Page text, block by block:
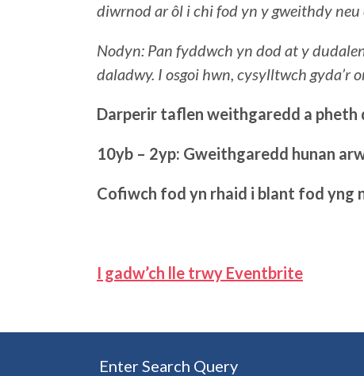
diwrnod ar ôl i chi fod yn y gweithdy
Nodyn: Pan fyddwch yn dod at y
daladwy. I osgoi hwn, cysylltwch gyda’r
Darperir taflen weithgaredd a pheth
10yb – 2yp: Gweithgaredd hunan
Cofiwch fod yn rhaid i blant fod yng
I gadw’ch lle trwy Eventbrite
Enter Search Query